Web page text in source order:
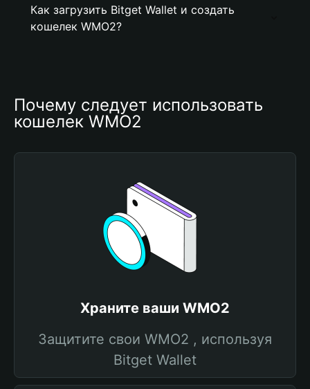
Как загрузить Bitget Wallet и создать
кошелек WMO2?
Почему следует использовать
кошелек WMO2
Храните ваши WMO2
Защитите свои WMO2 , используя
Bitget Wallet